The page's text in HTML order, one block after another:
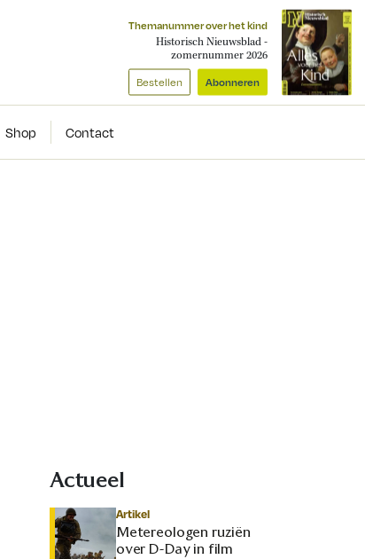
Themanummer over het kind
Historisch Nieuwsblad -
zomernummer 2026
Bestellen Abonneren
Shop Contact
Actueel
Artikel
Metereologen ruziën
over D-Day in film